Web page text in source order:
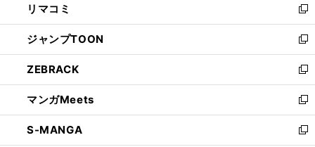
で
開
く
ド
ウ
で
開
く
ィ
ン
ド
ウ
で
開
く
い
ウ
ィ
ン
ド
ウ
で
開
く
リマコミ
新
し
い
ウ
ィ
ン
ド
ウ
で
開
ジャンプTOON
新
し
い
ウ
ィ
ン
ド
ZEBRACK
新
し
い
ウ
ィ
マンガMeets
新
し
い
S-MANGA
新